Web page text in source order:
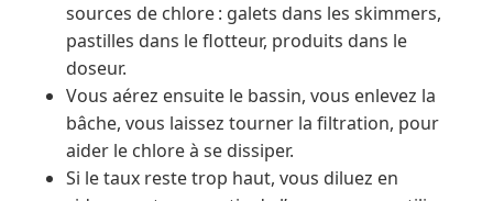
sources de chlore : galets dans les skimmers,
pastilles dans le flotteur, produits dans le
doseur.
Vous aérez ensuite le bassin, vous enlevez la
bâche, vous laissez tourner la filtration, pour
aider le chlore à se dissiper.
Si le taux reste trop haut, vous diluez en